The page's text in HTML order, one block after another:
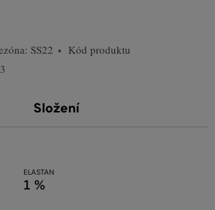
SS22
Kód produktu
Složení
ELASTAN
1 %